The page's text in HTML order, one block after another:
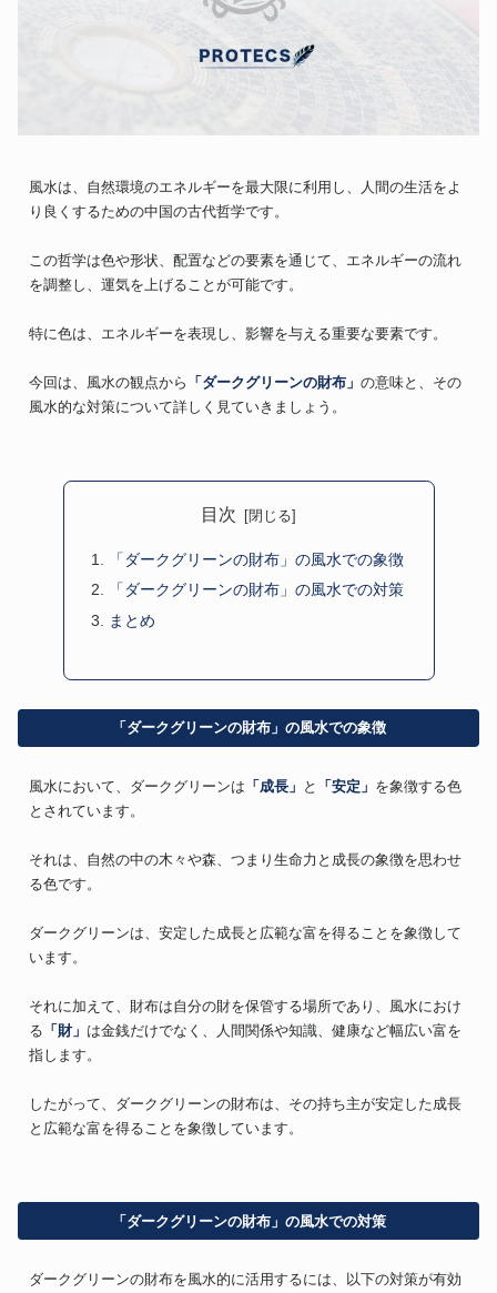
風水は、自然環境のエネルギーを最大限に利用し、人間の生活をよ
り良くするための中国の古代哲学です。
この哲学は色や形状、配置などの要素を通じて、エネルギーの流れ
を調整し、運気を上げることが可能です。
特に色は、エネルギーを表現し、影響を与える重要な要素です。
今回は、風水の観点から 「ダークグリーンの財布」 の意味と、その
風水的な対策について詳しく見ていきましょう。
目次
「ダークグリーンの財布」の風水での象徴
「ダークグリーンの財布」の風水での対策
まとめ
「ダークグリーンの財布」の風水での象徴
風水において、ダークグリーンは 「成長」 と 「安定」 を象徴する色
とされています。
それは、自然の中の木々や森、つまり生命力と成長の象徴を思わせ
る色です。
ダークグリーンは、安定した成長と広範な富を得ることを象徴して
います。
それに加えて、財布は自分の財を保管する場所であり、風水におけ
る 「財」 は金銭だけでなく、人間関係や知識、健康など幅広い富を
指します。
したがって、ダークグリーンの財布は、その持ち主が安定した成長
と広範な富を得ることを象徴しています。
「ダークグリーンの財布」の風水での対策
ダークグリーンの財布を風水的に活用するには、以下の対策が有効